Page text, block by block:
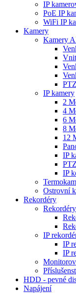
IP
PoE IP
WiFi IP
Kamery
Kamery
IP kamery
2
4
6
8
12
IP
IP
Ostrovní
Rekordéry
IP
IP
IP
HDD - pevné
Napájení